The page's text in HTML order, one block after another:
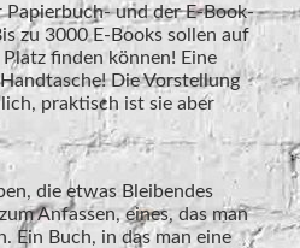
Papierbuch- und der E-Book-
zu 3000 E-Books sollen auf
finden können! Eine
Die Vorstellung
praktisch ist sie aber
die etwas Bleibendes
Anfassen, eines, das man
Ein Buch, in das man eine